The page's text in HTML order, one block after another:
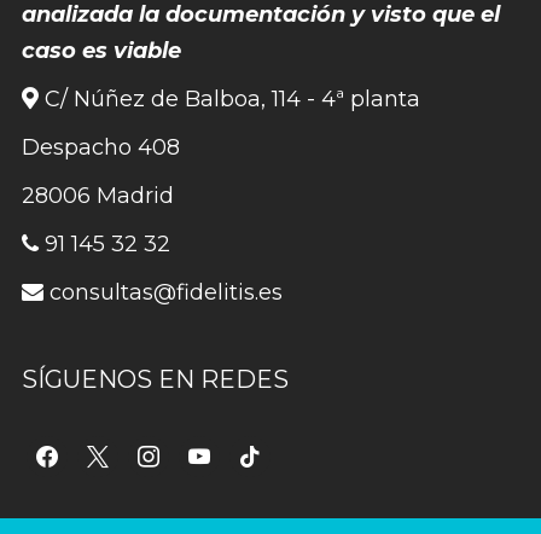
analizada la documentación y visto que el
caso es viable
C/ Núñez de Balboa, 114 - 4ª planta
Despacho 408
28006 Madrid
91 145 32 32
consultas@fidelitis.es
SÍGUENOS EN REDES
facebook
x instagramyoutubetiktok